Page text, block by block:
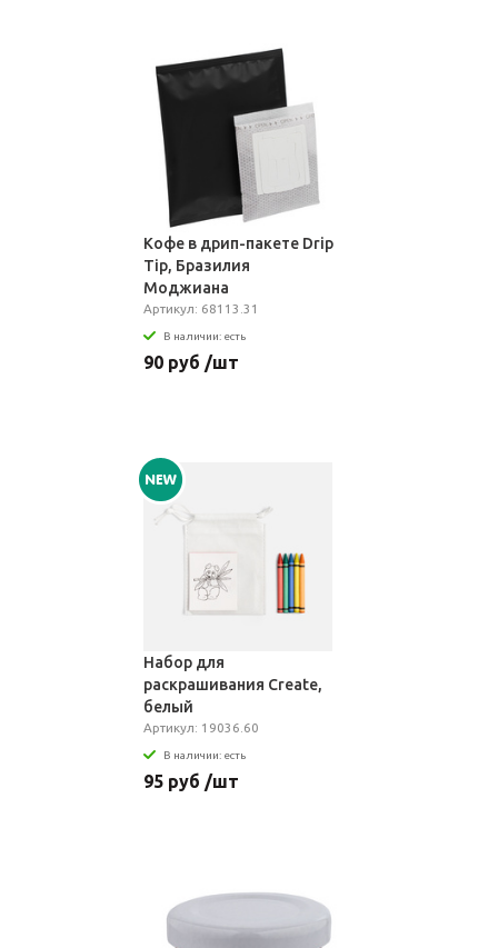
Кофе в дрип-пакете Drip
Tip, Бразилия
Моджиана
Артикул: 68113.31
В наличии: есть
90 руб /шт
Набор для
раскрашивания Create,
белый
Артикул: 19036.60
В наличии: есть
95 руб /шт